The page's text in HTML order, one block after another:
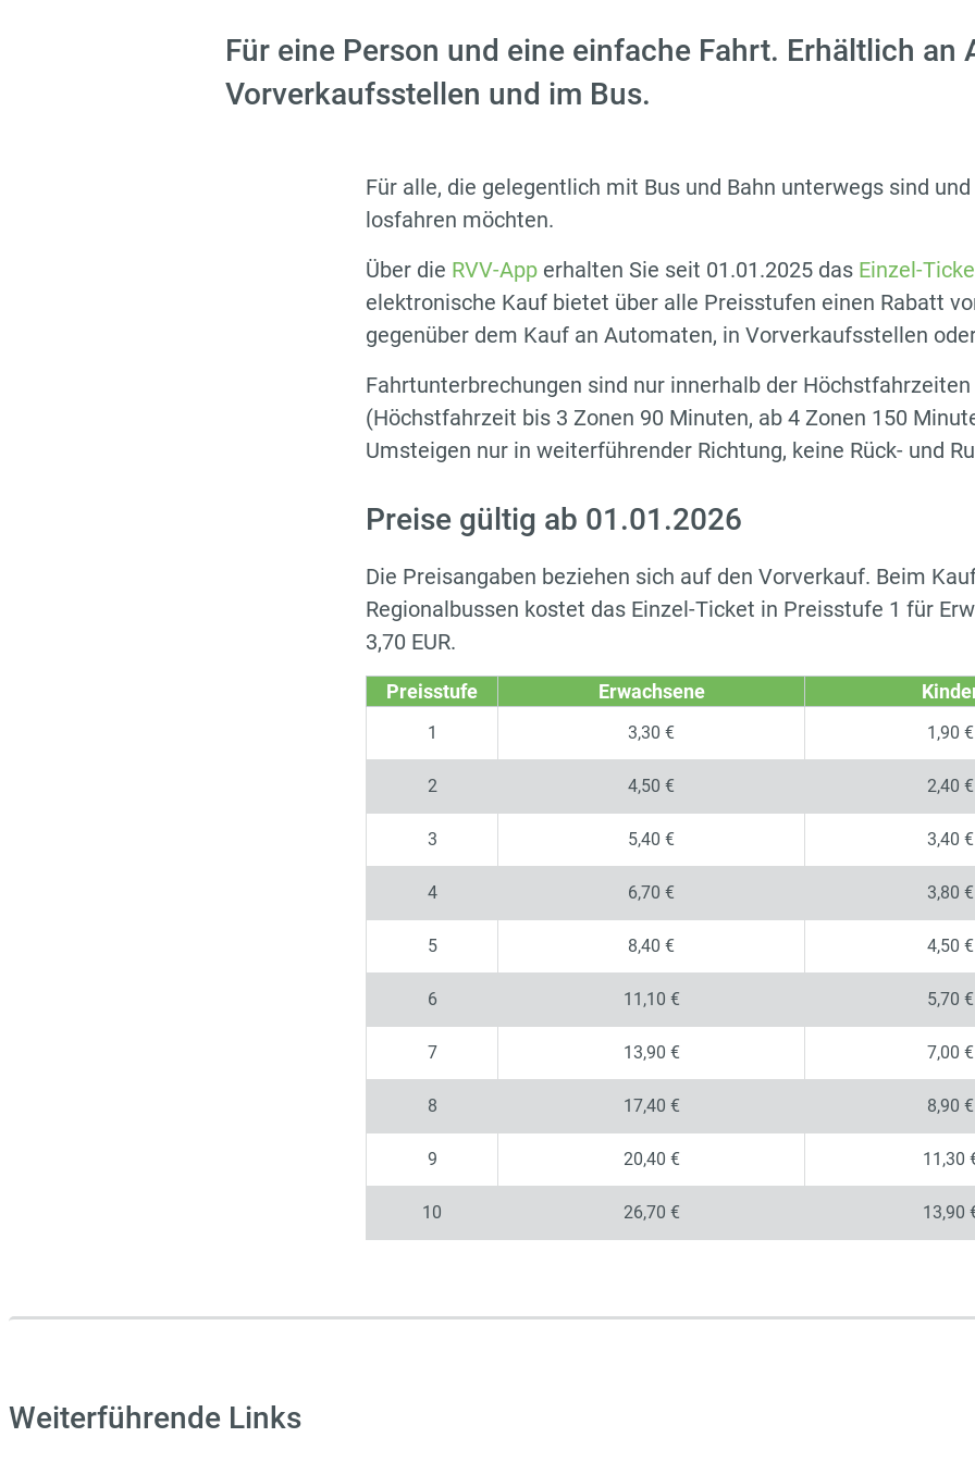
Für eine Person und eine einfache Fahrt. Erhältlich an
Vorverkaufsstellen und im Bus.
Für alle, die gelegentlich mit Bus und Bahn unterwegs sind
losfahren möchten.
Über die RVV-App erhalten Sie seit 01.01.2025 das Einzel-
elektronische Kauf bietet über alle Preisstufen einen Rabatt
gegenüber dem Kauf an Automaten, in Vorverkaufsstellen
Fahrtunterbrechungen sind nur innerhalb der
(Höchstfahrzeit bis 3 Zonen 90 Minuten, ab 4 Zonen 150
Umsteigen nur in weiterführender Richtung, keine Rück- und
Preise gültig ab 01.01.2026
Die Preisangaben beziehen sich auf den Vorverkauf. Beim
Regionalbussen kostet das Einzel-Ticket in Preisstufe 1 für
3,70 EUR.
Preisstufe Erwachsene
1 3,30 € 1,90 €
2 4,50 € 2,40 €
3 5,40 € 3,40 €
4 6,70 € 3,80 €
5 8,40 € 4,50 €
6 11,10 € 5,70 €
7 13,90 € 7,00 €
8 17,40 € 8,90 €
9 20,40 € 11,30
10 26,70 € 13,90
Weiterführende Links